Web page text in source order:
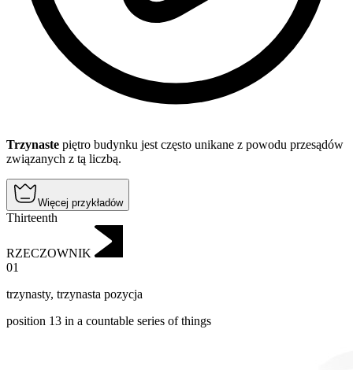
Trzynaste piętro budynku jest często unikane z powodu przesądów
związanych z tą liczbą.
Więcej przykładów
Thirteenth
RZECZOWNIK
01
trzynasty, trzynasta pozycja
position 13 in a countable series of things